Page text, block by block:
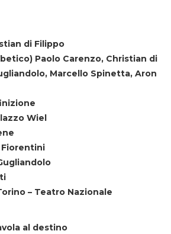
di Filippo
Paolo Carenzo, Christian di
Marcello Spinetta, Aron
Wiel
Fiorentini
– Teatro Nazionale
al destino